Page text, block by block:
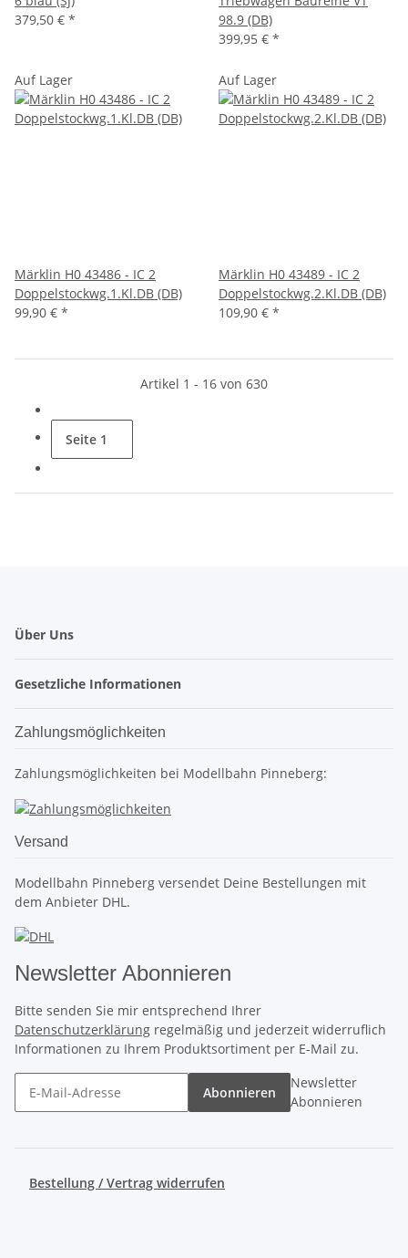
379,50 € *
98.9 (DB)
399,95 € *
Auf Lager
Märklin H0 43486 - IC 2
Doppelstockwg.1.Kl.DB (DB)
99,90 € *
Auf Lager
Märklin H0 43489 - IC 2
Doppelstockwg.2.Kl.DB (DB)
109,90 € *
Artikel 1 - 16 von 630
Seite 1
Über Uns
Gesetzliche Informationen
Zahlungsmöglichkeiten
Zahlungsmöglichkeiten bei Modellbahn Pinneberg:
Versand
Modellbahn Pinneberg versendet Deine Bestellungen mit
dem Anbieter DHL.
Newsletter Abonnieren
Bitte senden Sie mir entsprechend Ihrer
Datenschutzerklärung regelmäßig und jederzeit widerruflich
Informationen zu Ihrem Produktsortiment per E-Mail zu.
Abonnieren
Newsletter
Abonnieren
Bestellung / Vertrag widerrufen